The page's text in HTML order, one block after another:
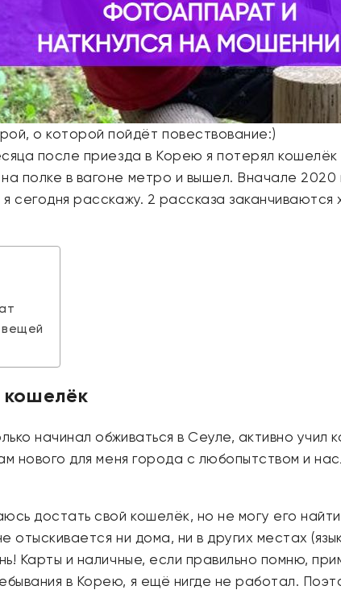
о которой пойдёт повествование:)
после приезда в Корею я потерял
полке в вагоне метро и вышел. Вначале 2020
сегодня расскажу. 2 рассказа
начинал обживаться в Сеуле, активно учил
нового для меня города с любопытством и
достать свой кошелёк, но не могу его
ни дома, ни в других местах
Карты и наличные, если правильно помню,
в Корею, я ещё нигде не работал.